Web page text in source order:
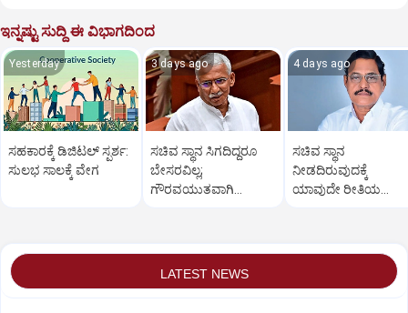
ಇನ್ನಷ್ಟು ಸುದ್ದಿ ಈ ವಿಭಾಗದಿಂದ
Yesterday
ಸಹಕಾರಕ್ಕೆ ಡಿಜಿಟಲ್‌ ಸ್ಪರ್ಶ:
ಸುಲಭ ಸಾಲಕ್ಕೆ ವೇಗ
3 days ago
ಸಚಿವ ಸ್ಥಾನ ಸಿಗದಿದ್ದರೂ
ಬೇಸರವಿಲ್ಲ;
ಗೌರವಯುತವಾಗಿ
4 days ago
ಸಚಿವ ಸ್ಥಾನ
ನೀಡದಿರುವುದಕ್ಕೆ
ಯಾವುದೇ ರೀತಿಯ
LATEST NEWS